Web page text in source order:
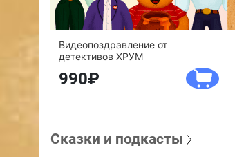
Видеопоздравление от
детективов ХРУМ
990
Сказки и подкасты